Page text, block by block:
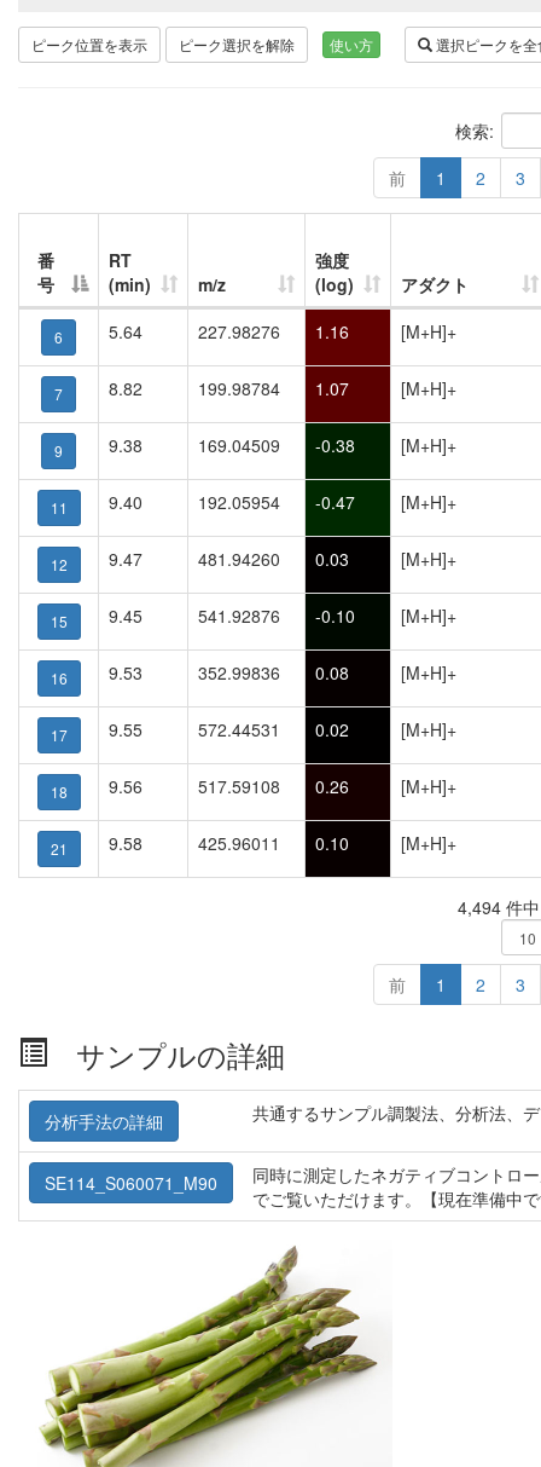
ピーク位置を表示 ピーク選択を解除 使い方 選択ピークを
検索:
前
1 2 3
番
号
RT
(min)
m/z
強度
(log)
アダクト
6 5.64 227.98276 1.16 [M+H]+
7 8.82 199.98784 1.07 [M+H]+
9 9.38 169.04509 -0.38 [M+H]+
11 9.40 192.05954 -0.47 [M+H]+
12 9.47 481.94260 0.03 [M+H]+
15 9.45 541.92876 -0.10 [M+H]+
16 9.53 352.99836 0.08 [M+H]+
17 9.55 572.44531 0.02 [M+H]+
18 9.56 517.59108 0.26 [M+H]+
21 9.58 425.96011 0.10 [M+H]+
4,494 件
前 1 2 3
サンプルの詳細
分析手法の詳細 共通するサンプル調製法、分析法、
SE114_S060071_M90
同時に測定したネガティブコントロ
でご覧いただけます。【現在準備中